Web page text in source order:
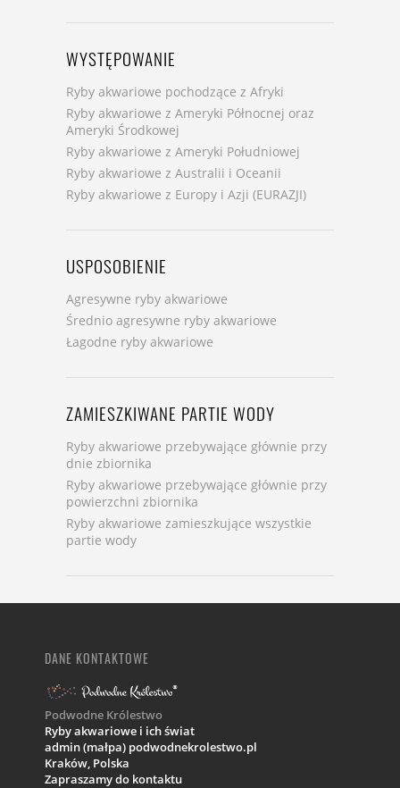
WYSTĘPOWANIE
Ryby akwariowe pochodzące z Afryki
Ryby akwariowe z Ameryki Północnej oraz
Ameryki Środkowej
Ryby akwariowe z Ameryki Południowej
Ryby akwariowe z Australii i Oceanii
Ryby akwariowe z Europy i Azji (EURAZJI)
USPOSOBIENIE
Agresywne ryby akwariowe
Średnio agresywne ryby akwariowe
Łagodne ryby akwariowe
ZAMIESZKIWANE PARTIE WODY
Ryby akwariowe przebywające głównie przy
dnie zbiornika
Ryby akwariowe przebywające głównie przy
powierzchni zbiornika
Ryby akwariowe zamieszkujące wszystkie
partie wody
DANE KONTAKTOWE
Podwodne Królestwo
Ryby akwariowe i ich świat
admin (małpa) podwodnekrolestwo.pl
Kraków, Polska
Zapraszamy do kontaktu